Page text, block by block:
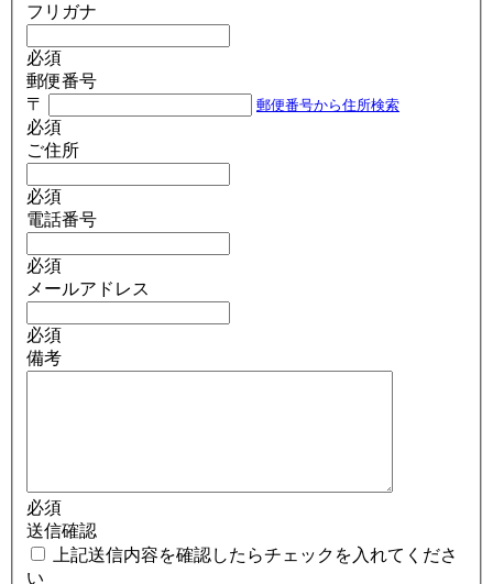
フリガナ
必須
郵便番号
〒
郵便番号から住所検索
必須
ご住所
必須
電話番号
必須
メールアドレス
必須
備考
必須
送信確認
上記送信内容を確認したらチェックを入れてくださ
い